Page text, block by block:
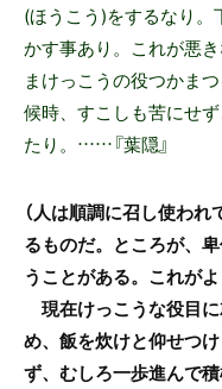
(ほうこう)をするなり
かす事あり。これが悪
まけっこうの役つかま
候時、すこしも苦にせ
たり。……『葉隠』
（人は順調に召し使わ
るものだ。ところが、
うことがある。これが
現在けっこうな役目
め、飯を炊けと仰せつ
ず、むしろ一歩進んで